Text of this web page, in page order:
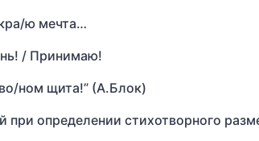
ю мечта…
/ Принимаю!
ном щита!” (А.Блок)
при определении стихотворного